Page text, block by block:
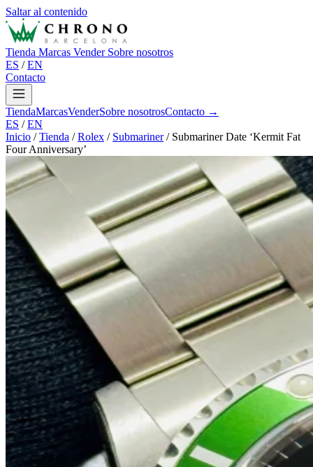
Saltar al contenido
Tienda Marcas Vender Sobre nosotros
ES / EN
Contacto
TiendaMarcasVenderSobre nosotrosContacto →
ES / EN
Inicio / Tienda / Rolex / Submariner / Submariner Date ‘Kermit Fat
Four Anniversary’